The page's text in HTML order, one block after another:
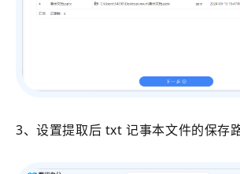
3、设置提取后 txt 记事本文件的保存路